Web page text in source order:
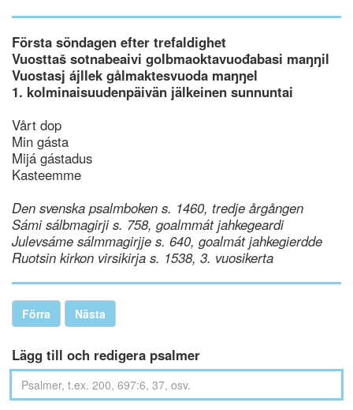
Första söndagen efter trefaldighet
Vuosttaš sotnabeaivi golbmaoktavuođabasi maŋŋil
Vuostasj ájllek gålmaktesvuoda maŋŋel
1. kolminaisuudenpäivän jälkeinen sunnuntai
Vårt dop
Min gásta
Mijá gástadus
Kasteemme
Den svenska psalmboken s. 1460, tredje årgången
Sámi sálbmagirji s. 758, goalmmát jahkegeardi
Julevsáme sálmmagirjje s. 640, goalmát jahkegierdde
Ruotsin kirkon virsikirja s. 1538, 3. vuosikerta
Förra Nästa
Lägg till och redigera psalmer